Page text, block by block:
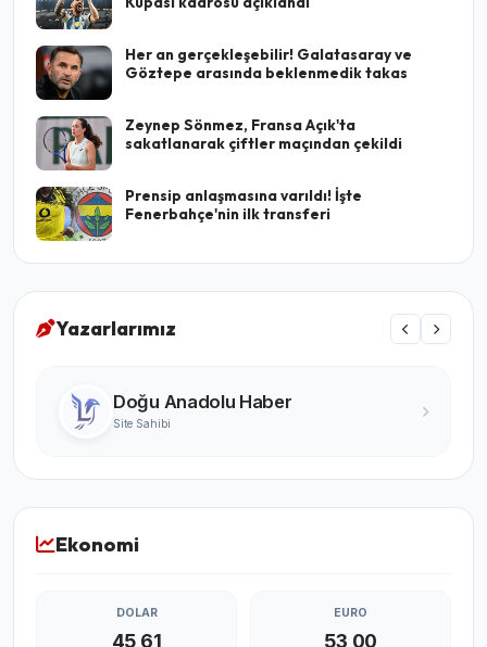
Her an gerçekleşebilir! Galatasaray ve
Göztepe arasında beklenmedik takas
Zeynep Sönmez, Fransa Açık'ta
sakatlanarak çiftler maçından çekildi
Prensip anlaşmasına varıldı! İşte
Fenerbahçe'nin ilk transferi
Yazarlarımız
Turgay Karabıyık
Ünlü Yazar
Ekonomi
DOLAR
45,61
EURO
53,00